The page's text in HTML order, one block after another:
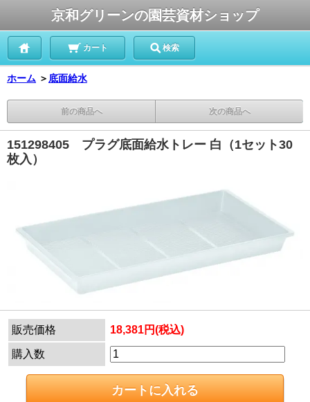
京和グリーンの園芸資材ショップ
カート 検索
ホーム ＞ 底面給水
前の商品へ 次の商品へ
151298405 プラグ底面給水トレー 白（1セット30
枚入）
販売価格 18,381円(税込)
購入数